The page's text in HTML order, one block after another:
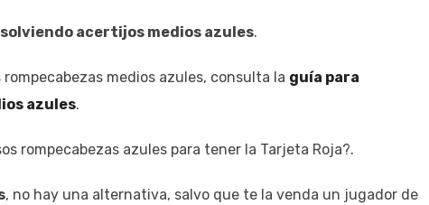
acertijos medios azules.
medios azules, consulta la guía para
azules.
rompecabezas azules para tener la Tarjeta Roja?.
, no hay una alternativa, salvo que te la venda un jugador de